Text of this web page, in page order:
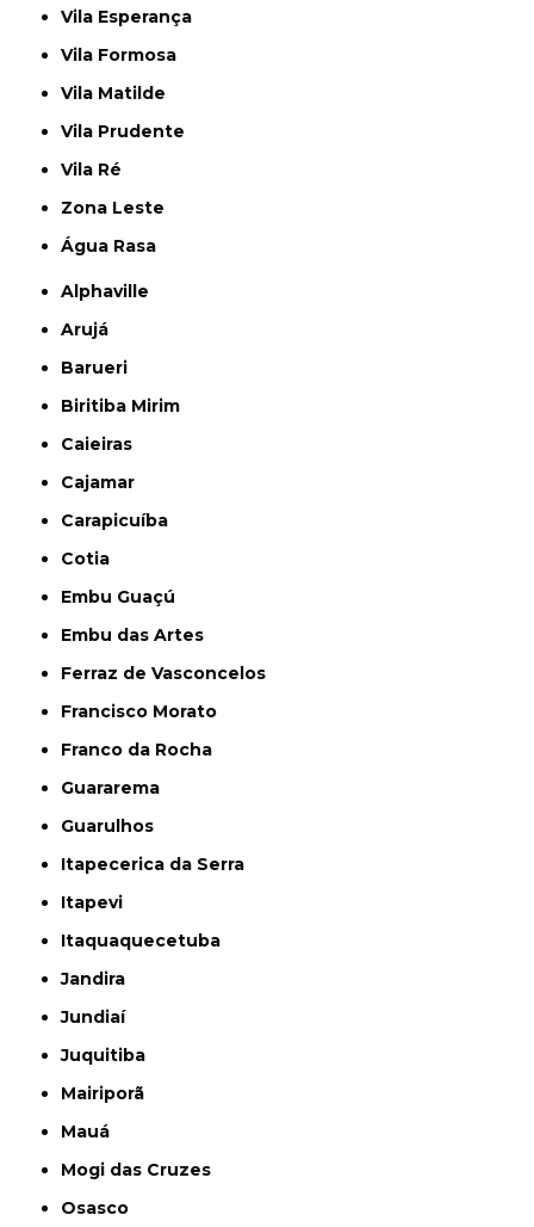
Vila Esperança
Vila Formosa
Vila Matilde
Vila Prudente
Vila Ré
Zona Leste
Água Rasa
Alphaville
Arujá
Barueri
Biritiba Mirim
Caieiras
Cajamar
Carapicuíba
Cotia
Embu Guaçú
Embu das Artes
Ferraz de Vasconcelos
Francisco Morato
Franco da Rocha
Guararema
Guarulhos
Itapecerica da Serra
Itapevi
Itaquaquecetuba
Jandira
Jundiaí
Juquitiba
Mairiporã
Mauá
Mogi das Cruzes
Osasco